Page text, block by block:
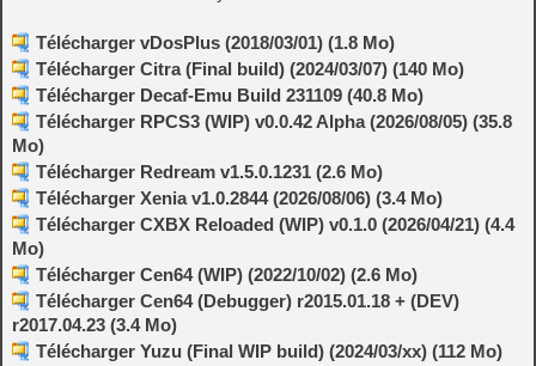
Télécharger vDosPlus (2018/03/01) (1.8 Mo)
Télécharger Citra (Final build) (2024/03/07) (140 Mo)
Télécharger Decaf-Emu Build 231109 (40.8 Mo)
Télécharger RPCS3 (WIP) v0.0.42 Alpha (2026/08/05) (35.8
Mo)
Télécharger Redream v1.5.0.1231 (2.6 Mo)
Télécharger Xenia v1.0.2844 (2026/08/06) (3.4 Mo)
Télécharger CXBX Reloaded (WIP) v0.1.0 (2026/04/21) (4.4
Mo)
Télécharger Cen64 (WIP) (2022/10/02) (2.6 Mo)
Télécharger Cen64 (Debugger) r2015.01.18 + (DEV)
r2017.04.23 (3.4 Mo)
Télécharger Yuzu (Final WIP build) (2024/03/xx) (112 Mo)